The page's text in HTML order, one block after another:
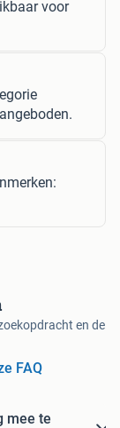
voor
en de
FAQ
mee te